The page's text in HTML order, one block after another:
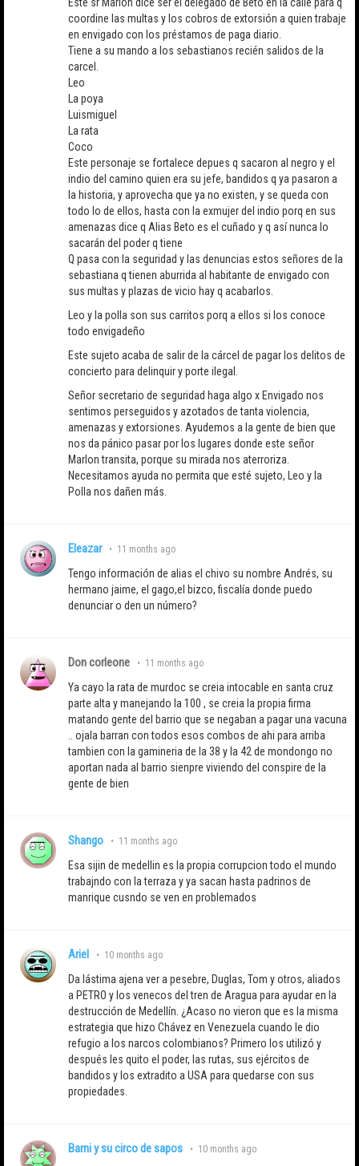
Este sr Marlon dice ser el delegado de Beto en la calle para q
coordine las multas y los cobros de extorsión a quien trabaje
en envigado con los préstamos de paga diario.
Tiene a su mando a los sebastianos recién salidos de la
carcel.
Leo
La poya
Luismiguel
La rata
Coco
Este personaje se fortalece depues q sacaron al negro y el
indio del camino quien era su jefe, bandidos q ya pasaron a
la historia, y aprovecha que ya no existen, y se queda con
todo lo de ellos, hasta con la exmujer del indio porq en sus
amenazas dice q Alias Beto es el cuñado y q así nunca lo
sacarán del poder q tiene
Q pasa con la seguridad y las denuncias estos señores de la
sebastiana q tienen aburrida al habitante de envigado con
sus multas y plazas de vicio hay q acabarlos.
Leo y la polla son sus carritos porq a ellos si los conoce
todo envigadeño
Este sujeto acaba de salir de la cárcel de pagar los delitos de
concierto para delinquir y porte ilegal.
Señor secretario de seguridad haga algo x Envigado nos
sentimos perseguidos y azotados de tanta violencia,
amenazas y extorsiones. Ayudemos a la gente de bien que
nos da pánico pasar por los lugares donde este señor
Marlon transita, porque su mirada nos aterroriza.
Necesitamos ayuda no permita que esté sujeto, Leo y la
Polla nos dañen más.
Eleazar • 11 months ago
Tengo información de alias el chivo su nombre Andrés, su
hermano jaime, el gago,el bizco, fiscalía donde puedo
denunciar o den un número?
Don corleone • 11 months ago
Ya cayo la rata de murdoc se creia intocable en santa cruz
parte alta y manejando la 100 , se creia la propia firma
matando gente del barrio que se negaban a pagar una vacuna
.. ojala barran con todos esos combos de ahi para arriba
tambien con la gamineria de la 38 y la 42 de mondongo no
aportan nada al barrio sienpre viviendo del conspire de la
gente de bien
Shango • 11 months ago
Esa sijin de medellin es la propia corrupcion todo el mundo
trabajndo con la terraza y ya sacan hasta padrinos de
manrique cusndo se ven en problemados
Ariel • 10 months ago
Da lástima ajena ver a pesebre, Duglas, Tom y otros, aliados
a PETRO y los venecos del tren de Aragua para ayudar en la
destrucción de Medellín. ¿Acaso no vieron que es la misma
estrategia que hizo Chávez en Venezuela cuando le dio
refugio a los narcos colombianos? Primero los utilizó y
después les quito el poder, las rutas, sus ejércitos de
bandidos y los extradito a USA para quedarse con sus
propiedades.
Barni y su circo de sapos • 10 months ago